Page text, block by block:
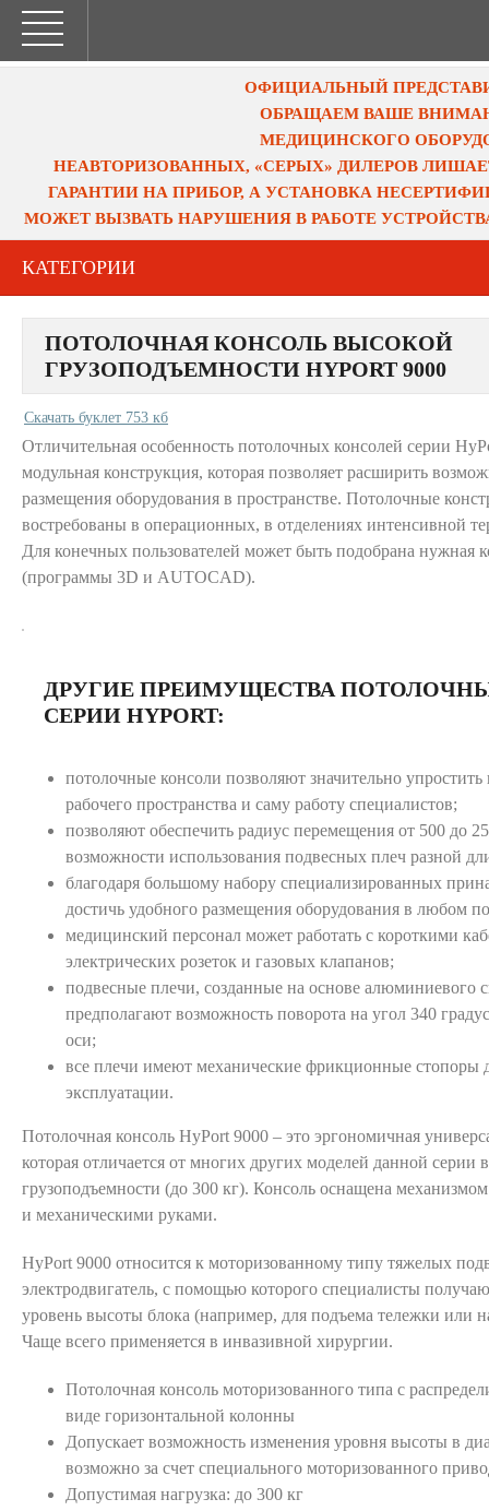
ОФИЦИАЛЬНЫЙ
ОБРАЩАЕМ ВАШЕ
МЕДИЦИНСКОГО
НЕАВТОРИЗОВАННЫХ, «СЕРЫХ» ДИЛЕРОВ
ГАРАНТИИ НА ПРИБОР, А УСТАНОВКА
МОЖЕТ ВЫЗВАТЬ НАРУШЕНИЯ В РАБОТЕ
КАТЕГОРИИ
ПОТОЛОЧНАЯ КОНСОЛЬ ВЫСОКОЙ
ГРУЗОПОДЪЕМНОСТИ HYPORT 9000
Скачать буклет 753 кб
Отличительная особенность потолочных консолей серии
модульная конструкция, которая позволяет расширить
размещения оборудования в пространстве. Потолочные
востребованы в операционных, в отделениях интенсивной
Для конечных пользователей может быть подобрана нужная
(программы 3D и AUTOCAD).
ДРУГИЕ ПРЕИМУЩЕСТВА
СЕРИИ HYPORT:
потолочные консоли позволяют значительно
рабочего пространства и саму работу специалистов;
позволяют обеспечить радиус перемещения от 500 до
возможности использования подвесных плеч разной
благодаря большому набору специализированных
достичь удобного размещения оборудования в любом
медицинский персонал может работать с короткими
электрических розеток и газовых клапанов;
подвесные плечи, созданные на основе алюминиевого
предполагают возможность поворота на угол 340
оси;
все плечи имеют механические фрикционные стопоры
эксплуатации.
Потолочная консоль HyPort 9000 – это эргономичная
которая отличается от многих других моделей данной серии
грузоподъемности (до 300 кг). Консоль оснащена
и механическими руками.
HyPort 9000 относится к моторизованному типу тяжелых
электродвигатель, с помощью которого специалисты
уровень высоты блока (например, для подъема тележки или
Чаще всего применяется в инвазивной хирургии.
Потолочная консоль моторизованного типа с
виде горизонтальной колонны
Допускает возможность изменения уровня высоты в
возможно за счет специального моторизованного
Допустимая нагрузка: до 300 кг